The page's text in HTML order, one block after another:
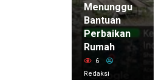
Menunggu
Bantuan
Perbaikan
Rumah
6
Redaksi